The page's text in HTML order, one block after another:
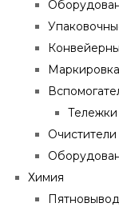
Тележки
Химия